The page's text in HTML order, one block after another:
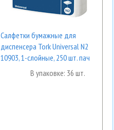
Салфетки бумажные для
диспенсера Tork Universal N2
10903, 1-слойные, 250 шт. пач
В упаковке: 36 шт.